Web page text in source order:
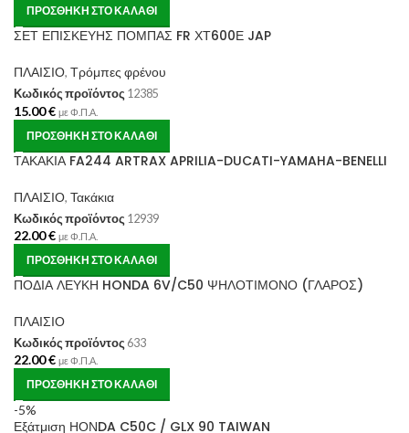
ΠΡΟΣΘΉΚΗ ΣΤΟ ΚΑΛΆΘΙ
ΣΕΤ ΕΠΙΣΚΕΥΗΣ ΠΟΜΠΑΣ FR ΧΤ600Ε JAP
ΠΛΑΙΣΙΟ, Τρόμπες φρένου
Κωδικός προϊόντος 12385
15.00€ με Φ.Π.Α.
ΠΡΟΣΘΉΚΗ ΣΤΟ ΚΑΛΆΘΙ
ΤΑΚΑΚΙΑ FA244 ARTRAX APRILIA-DUCATI-YAMAHA-BENELLI
ΠΛΑΙΣΙΟ, Τακάκια
Κωδικός προϊόντος 12939
22.00€ με Φ.Π.Α.
ΠΡΟΣΘΉΚΗ ΣΤΟ ΚΑΛΆΘΙ
ΠΟΔΙΑ ΛΕΥΚΗ HONDA 6V/C50 ΨΗΛΟΤΙΜΟΝΟ (ΓΛΑΡΟΣ)
ΠΛΑΙΣΙΟ
Κωδικός προϊόντος 633
22.00€ με Φ.Π.Α.
ΠΡΟΣΘΉΚΗ ΣΤΟ ΚΑΛΆΘΙ
-5%
Εξάτμιση ΗΟΝDA C50C / GLX 90 TAIWAN